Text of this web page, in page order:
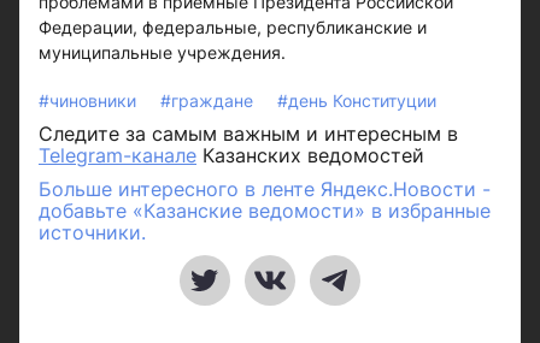
Федерации, федеральные, республиканские и
муниципальные учреждения.
#чиновники #граждане #день Конституции
Следите за самым важным и интересным в
Telegram-канале Казанских ведомостей
Больше интересного в ленте Яндекс.Новости -
добавьте «Казанские ведомости» в избранные
источники.